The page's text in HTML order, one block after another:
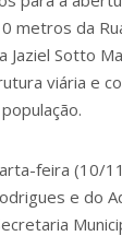
metros da
Jaziel Sotto
viária e
feira (10/
e do